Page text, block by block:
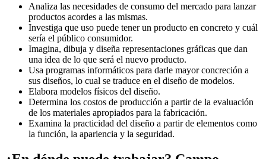
Analiza las necesidades de consumo del mercado para lanzar
productos acordes a las mismas.
Investiga que uso puede tener un producto en concreto y cuál
sería el público consumidor.
Imagina, dibuja y diseña representaciones gráficas que dan
una idea de lo que será el nuevo producto.
Usa programas informáticos para darle mayor concreción a
sus diseños, lo cual se traduce en el diseño de modelos.
Elabora modelos físicos del diseño.
Determina los costos de producción a partir de la evaluación
de los materiales apropiados para la fabricación.
Examina la practicidad del diseño a partir de elementos como
la función, la apariencia y la seguridad.